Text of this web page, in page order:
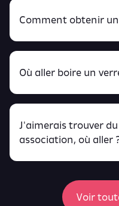
Retrouve
Comment obtenir
Retrouve toutes ces
Où aller boire un
retrouver ici
J'aimerais trouver
association, où aller
Voir